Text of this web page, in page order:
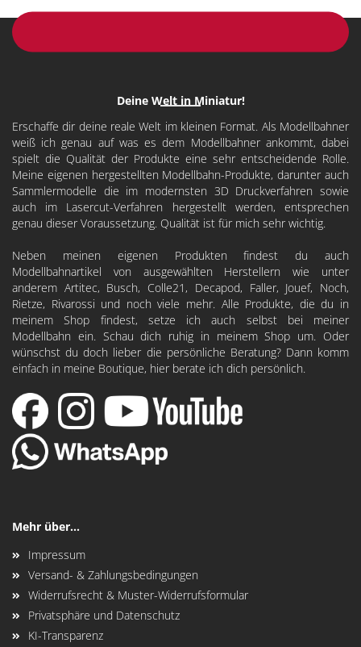
Deine Welt in Miniatur!
Erschaffe dir deine reale Welt im kleinen Format. Als Modellbahner
weiß ich genau auf was es dem Modellbahner ankommt, dabei
spielt die Qualität der Produkte eine sehr entscheidende Rolle.
Meine eigenen hergestellten Modellbahn-Produkte, darunter auch
Sammlermodelle die im modernsten 3D Druckverfahren sowie
auch im Lasercut-Verfahren hergestellt werden, entsprechen
genau dieser Voraussetzung. Qualität ist für mich sehr wichtig.
Neben meinen eigenen Produkten findest du auch
Modellbahnartikel von ausgewählten Herstellern wie unter
anderem Artitec, Busch, Colle21 , Decapod, Faller, Jouef, Noch,
Rietze, Rivarossi und noch viele mehr. Alle Produkte, die du in
meinem Shop findest, setze ich auch selbst bei meiner
Modellbahn ein. Schau dich ruhig in meinem Shop um. Oder
wünschst du doch lieber die persönliche Beratung? Dann komm
einfach in meine Boutique, hier berate ich dich persönlich.
Mehr über...
Impressum
Versand- & Zahlungsbedingungen
Widerrufsrecht & Muster-Widerrufsformular
Privatsphäre und Datenschutz
KI-Transparenz